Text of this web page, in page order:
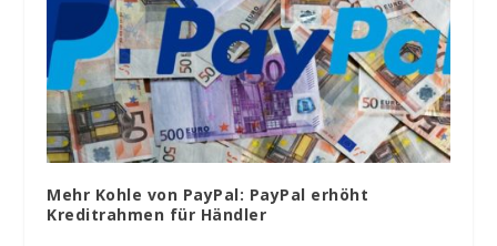
Mehr Kohle von PayPal: PayPal erhöht
Kreditrahmen für Händler